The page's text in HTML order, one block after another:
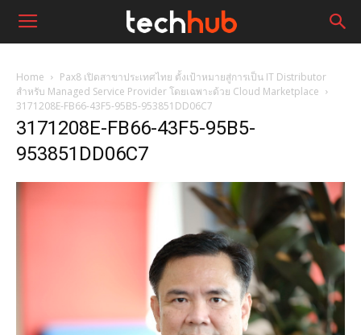
Home
Pax8 เปิดสาขาประเทศไทย ตั้งเป้าหมายสู่การเป็น IT Distributor
สำหรับ Managed Service Provider โดยเฉพาะด้วย Cloud Marketplace
3171208E-FB66-43F5-95B5-953851DD06C7
3171208E-FB66-43F5-95B5-
953851DD06C7